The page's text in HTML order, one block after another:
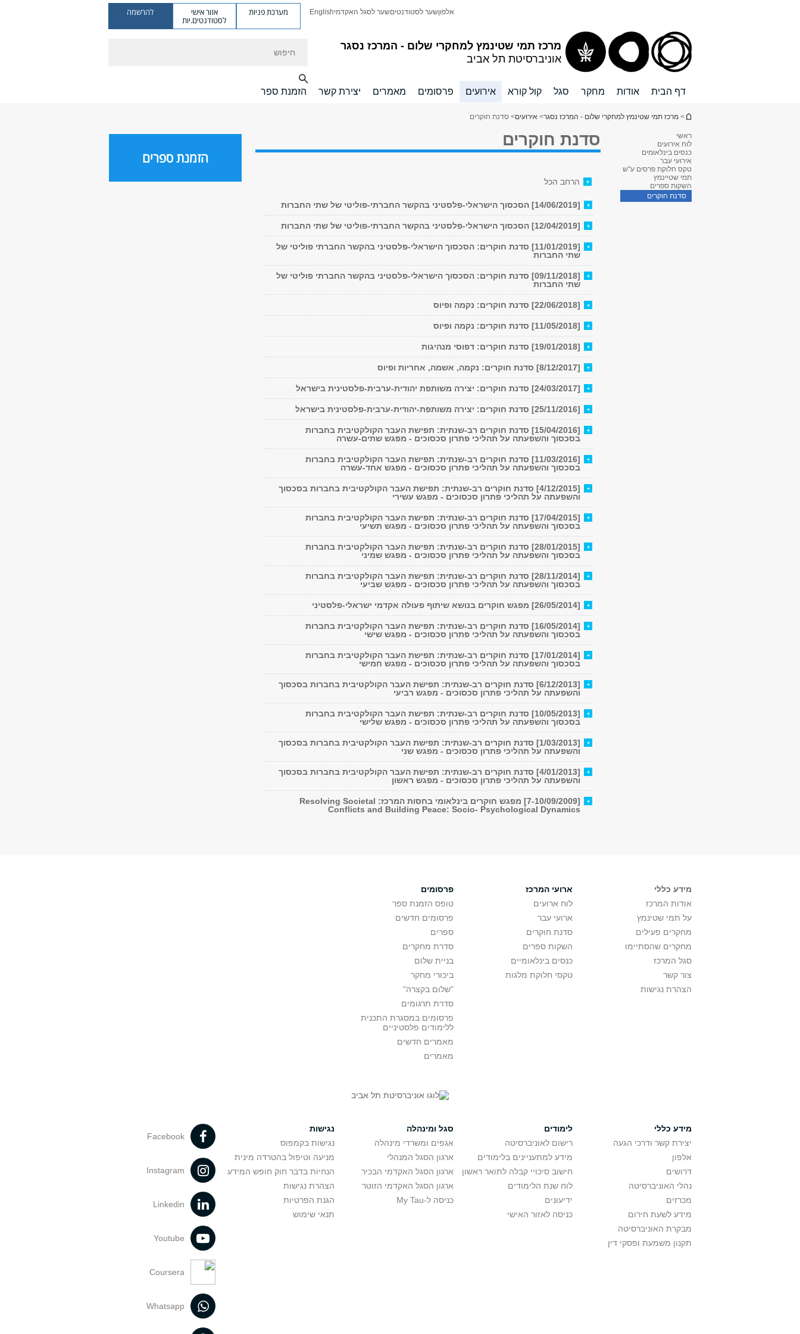
מרכז תמי שטינמץ למחקרי שלום - המרכז נסגר
אוניברסיטת תל אביב
אלפוןשער לסטודנטיםשער לסגל האקדמיEnglish מערכת פניות אזור אישי
לסטודנטים.יות
להרשמה
דף הבית אודות מחקר סגל קול קורא אירועים פרסומים מאמרים יצירת קשר הזמנת ספר
הינך נמצא כאן
> מרכז תמי שטינמץ למחקרי שלום - המרכז נסגר> אירועים> סדנת חוקרים
ראשי
לוח אירועים
כנסים בינלאומים
אירועי עבר
טקס חלוקת פרסים ע"ש
תמי שטיינמץ
השקות ספרים
סדנת חוקרים
סדנת חוקרים
הרחב הכל
[14/06/2019] הסכסוך הישראלי-פלסטיני בהקשר החברתי-פוליטי של שתי החברות
[12/04/2019] הסכסוך הישראלי-פלסטיני בהקשר החברתי-פוליטי של שתי החברות
[11/01/2019] סדנת חוקרים: הסכסוך הישראלי-פלסטיני בהקשר החברתי פוליטי של
שתי החברות
[09/11/2018] סדנת חוקרים: הסכסוך הישראלי-פלסטיני בהקשר החברתי פוליטי של
שתי החברות
[22/06/2018] סדנת חוקרים: נקמה ופיוס
[11/05/2018] סדנת חוקרים: נקמה ופיוס
[19/01/2018] סדנת חוקרים: דפוסי מנהיגות
[8/12/2017] סדנת חוקרים: נקמה, אשמה, אחריות ופיוס
[24/03/2017] סדנת חוקרים: יצירה משותפת יהודית-ערבית-פלסטיני​ת בישראל
[25/11/2016] סדנת חוקרים: יצירה משותפת-יהודית-ערבית-פלסטינית בישראל
[15/04/2016] סדנת חוקרים רב-שנתית: תפישת העבר הקולקטיבית בחברות
בסכסוך והשפעתה על תהליכי פתרון סכסוכים - מפגש שתים-עשרה
[11/03/2016] סדנת חוקרים רב-שנתית: תפישת העבר הקולקטיבית בחברות
בסכסוך והשפעתה על תהליכי פתרון סכסוכים - מפגש אחד-עשרה
[4/12/2015] סדנת חוקרים רב-שנתית: תפישת העבר הקולקטיבית בחברות בסכסוך
והשפעתה על תהליכי פתרון סכסוכים - מפגש עשירי
[17/04/2015] סדנת חוקרים רב-שנתית: תפישת העבר הקולקטיבית בחברות
בסכסוך והשפעתה על תהליכי פתרון סכסוכים - מפגש תשיעי
[28/01/2015] סדנת חוקרים רב-שנתית: תפישת העבר הקולקטיבית בחברות
בסכסוך והשפעתה על תהליכי פתרון סכסוכים - מפגש שמיני
[28/11/2014] סדנת חוקרים רב-שנתית: תפישת העבר הקולקטיבית בחברות
בסכסוך והשפעתה על תהליכי פתרון סכסוכים - מפגש שביעי
[26/05/2014] מפגש חוקרים בנושא שיתוף פעולה אקדמי ישראלי-פלסטיני
[16/05/2014] סדנת חוקרים רב-שנתית: תפישת העבר הקולקטיבית בחברות
בסכסוך והשפעתה על תהליכי פתרון סכסוכים - מפגש שישי
[17/01/2014] סדנת חוקרים רב-שנתית: תפישת העבר הקולקטיבית בחברות
בסכסוך והשפעתה על תהליכי פתרון סכסוכים - מפגש חמישי
[6/12/2013] סדנת חוקרים רב-שנתית: תפישת העבר הקולקטיבית בחברות בסכסוך
והשפעתה על תהליכי פתרון סכסוכים - מפגש רביעי
[10/05/2013] סדנת חוקרים רב-שנתית: תפישת העבר הקולקטיבית בחברות
בסכסוך והשפעתה על תהליכי פתרון סכסוכים - מפגש שלישי
[1/03/2013] סדנת חוקרים רב-שנתית: תפישת העבר הקולקטיבית בחברות בסכסוך
והשפעתה על תהליכי פתרון סכסוכים - מפגש שני
[4/01/2013] סדנת חוקרים רב-שנתית: תפישת העבר הקולקטיבית בחברות בסכסוך
והשפעתה על תהליכי פתרון סכסוכים - מפגש ראשון
[7-10/09/2009] מפגש חוקרים בינלאומי בחסות המרכז: Resolving Societal
Conflicts and Building Peace: Socio- Psychological Dynamics
הזמנת ספרים
מידע כללי
אודות המרכז
על תמי שטינמץ
מחקרים פעילים
מחקרים שהסתיימו
סגל המרכז
צור קשר
הצהרת נגישות
ארועי המרכז
לוח ארועים
ארועי עבר
סדנת חוקרים
השקות ספרים
כנסים בינלאומיים
טקסי חלוקת מלגות
פרסומים
טופס הזמנת ספר
פרסומים חדשים
ספרים
סדרת מחקרים
בניית שלום
ביכורי מחקר
"שלום בקצרה"
סדרת תרגומים
פרסומים במסגרת התכנית
ללימודים פלסטיניים
מאמרים חדשים
מאמרים
מידע כללי
יצירת קשר ודרכי הגעה
אלפון
דרושים
נהלי האוניברסיטה
מכרזים
מידע לשעת חירום
מבקרת האוניברסיטה
תקנון משמעת ופסקי דין
לימודים
רישום לאוניברסיטה
מידע למתעניינים בלימודים
חישוב סיכויי קבלה לתואר ראשון
לוח שנת הלימודים
ידיעונים
כניסה לאזור האישי
סגל ומינהלה
אגפים ומשרדי מינהלה
ארגון הסגל המנהלי
ארגון הסגל האקדמי הבכיר
ארגון הסגל האקדמי הזוטר
כניסה ל-My Tau
נגישות
נגישות בקמפוס
מניעה וטיפול בהטרדה מינית
הנחיות בדבר חוק חופש המידע
הצהרת נגישות
הגנת הפרטיות
תנאי שימוש
Facebook
Instagram
Linkedin
Youtube
Coursera
Whatsapp